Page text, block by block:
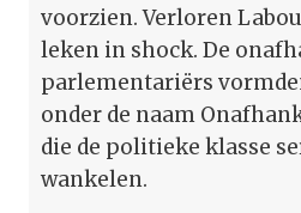
voorzien. Verloren
leken in shock. De
parlementariërs
onder de naam
die de politieke klasse
wankelen.